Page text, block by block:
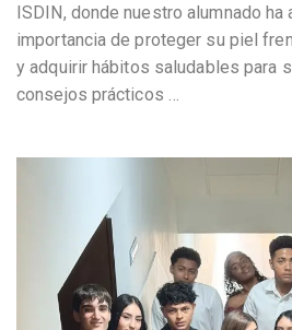
ISDIN, donde nuestro alumnado ha
importancia de proteger su piel
y adquirir hábitos saludables para
consejos prácticos